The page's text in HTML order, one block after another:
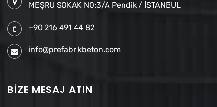
MEŞRU SOKAK NO:3/A Pendik / İSTANBUL
+90 216 491 44 82
info@prefabrikbeton.com
BIZE MESAJ ATIN